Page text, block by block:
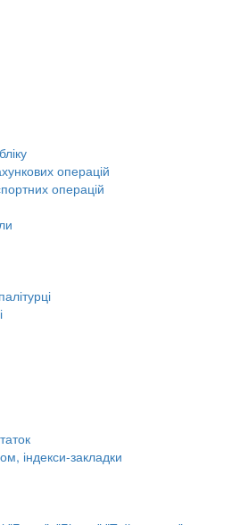
операцій
операцій
індекси-закладки